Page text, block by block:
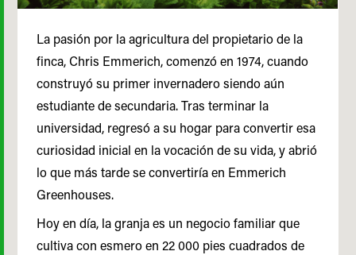
La pasión por la agricultura del propietario de la
finca, Chris Emmerich, comenzó en 1974, cuando
construyó su primer invernadero siendo aún
estudiante de secundaria. Tras terminar la
universidad, regresó a su hogar para convertir esa
curiosidad inicial en la vocación de su vida, y abrió
lo que más tarde se convertiría en Emmerich
Greenhouses.
Hoy en día, la granja es un negocio familiar que
cultiva con esmero en 22 000 pies cuadrados de